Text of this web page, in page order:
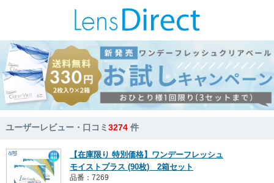
ユーザーレビュー・口コミ3274 件
【在庫限り 特別価格】ワンデーフレッシュ
モイストプラス (90枚) 2箱セット
品番：7269